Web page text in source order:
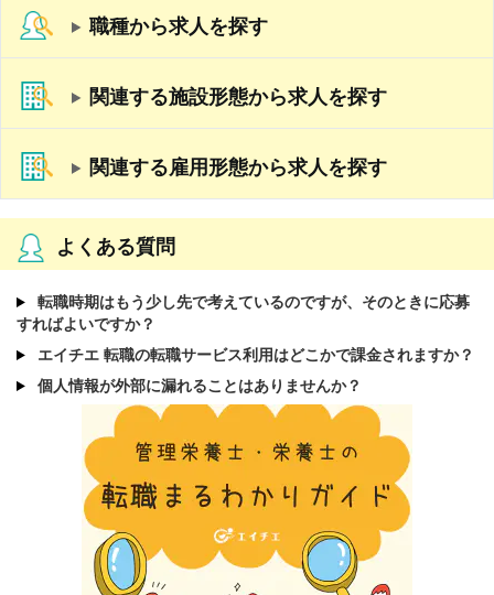
って支給額は異なる。
【退職金】なし
［その他手当］
・年末年始手当 380円/時（12/30 0時-1/3 24
【賞与】あり（年2回寸志）
職種から求人を探す
関連する施設形態から求人を探す
関連する雇用形態から求人を探す
よくある質問
転職時期はもう少し先で考えているのですが、そのときに応募
すればよいですか？
エイチエ 転職の転職サービス利用はどこかで課金されますか？
個人情報が外部に漏れることはありませんか？